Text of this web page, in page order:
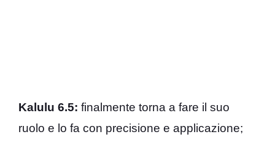
Kalulu 6.5: finalmente torna a fare il suo
ruolo e lo fa con precisione e applicazione;